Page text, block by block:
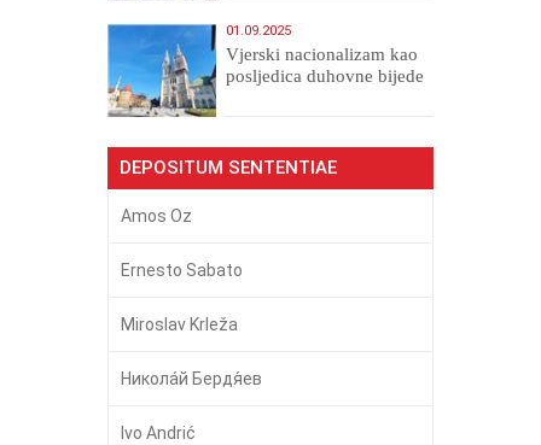
01.09.2025
​Vjerski nacionalizam kao
posljedica duhovne bijede
DEPOSITUM SENTENTIAE
Amos Oz
Ernesto Sabato
Miroslav Krleža
Никола́й Бердя́ев
Ivo Andrić